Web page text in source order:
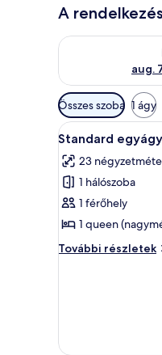
A
aug.
A ma esti
Szobákhoz
rendelkezésre
álló
szűrők
Összes szoba 1 ágy
A
következő
szoba
összes
képének
megtekintése:
Standard
egyágyas
5
Standard
23
1 hálószoba
1 férőhely
1 queen
További részletek
Standard